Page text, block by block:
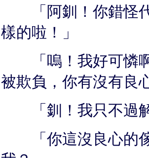
「阿釧！你錯怪代
樣的啦！」
「嗚！我好可憐啊
被欺負，你有沒有良
「釧！我只不過解
「你這沒良心的傢